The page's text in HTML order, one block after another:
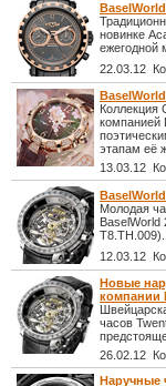
новинке
ежегодной
22.03.12
Коллекция
компанией
этапам её
13.03.12
Молодая
BaselWorld
T8.TH.009).
12.03.12
Новые
компании
часов
26.02.12
Наручные